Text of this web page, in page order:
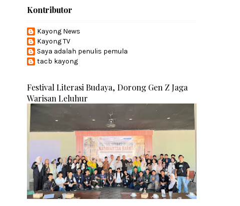
Kontributor
Kayong News
Kayong TV
Saya adalah penulis pemula
tacb kayong
Festival Literasi Budaya, Dorong Gen Z Jaga
Warisan Leluhur